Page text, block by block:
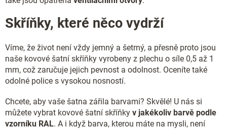
Skříňky, které něco vydrží
Víme, že život není vždy jemný a šetrný, a přesně proto jsou
naše kovové šatní skříňky vyrobeny z plechu o síle 0,5 až 1
mm, což zaručuje jejich pevnost a odolnost. Oceníte také
odolné police s vysokou nosností.
Chcete, aby vaše šatna zářila barvami? Skvělé! U nás si
můžete vybrat kovové šatní skříňky v jakékoliv barvě podle
vzorníku RAL. A i když barva, kterou máte na mysli, není